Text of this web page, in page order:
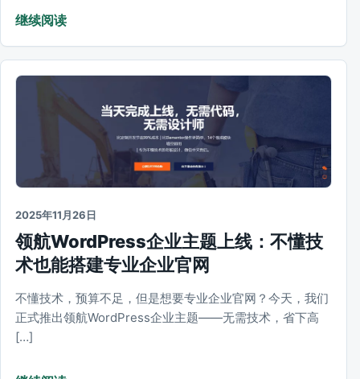
继续阅读
2025年11月26日
领航WordPress企业主题上线：不懂技
术也能搭建专业企业官网
不懂技术，预算不足，但是想要专业企业官网？今天，我们
正式推出领航WordPress企业主题——无需技术，省下高
[…]